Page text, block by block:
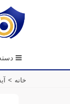
خانه >